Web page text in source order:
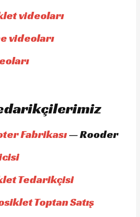
videoları
videoları
Fabrikası— Rooder
Tedarikçisi
Toptan Satış